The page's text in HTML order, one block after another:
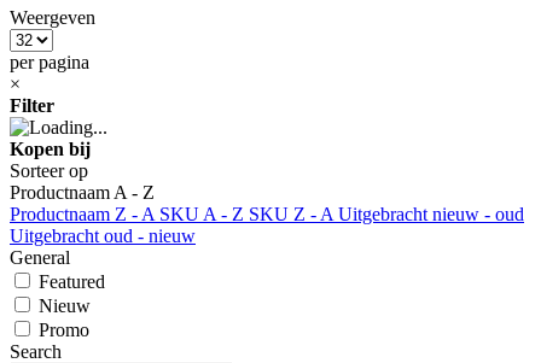
Weergeven
per pagina
×
Filter
Kopen bij
Sorteer op
Productnaam A - Z
Productnaam Z - A SKU A - Z SKU Z - A Uitgebracht nieuw - oud
Uitgebracht oud - nieuw
General
Featured
Nieuw
Promo
Search